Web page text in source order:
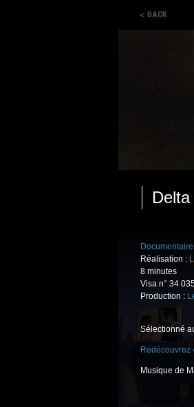
Documentaire
Réalisation :
8 minutes
Visa n° 34
Production :
Sélectionné
Redécouvrez
Musique de